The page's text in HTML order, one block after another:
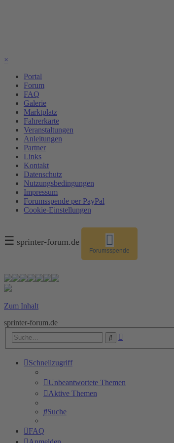
×
Portal
Forum
FAQ
Galerie
Marktplatz
Fahrerkarte
Veranstaltungen
Anleitungen
Partner
Links
Kontakt
Datenschutz
Nutzungsbedingungen
Impressum
Forumsspende per PayPal
Cookie-Einstellungen
☰ sprinter-forum.de
Forumsspende
Zum Inhalt
sprinter-forum.de
Suche
Schnellzugriff
Unbeantwortete Themen
Aktive Themen
Suche
FAQ